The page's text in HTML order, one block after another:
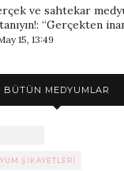
ve sahtekar
: “Gerçekten
15, 13:49
BÜTÜN MEDYUMLAR
ŞIKAYETLERI